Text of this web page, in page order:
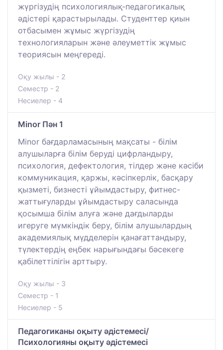
жүргізудің психологиялық-педагогикалық
әдістері қарастырылады. Студенттер қиын
отбасымен жұмыс жүргізудің
технологияларын және әлеуметтік жұмыс
теориясын меңгереді.
Оқу жылы - 2
Семестр - 2
Несиелер - 4
Minor Пән 1
Minor бағдарламасының мақсаты - білім
алушыларға білім беруді цифрландыру,
психология, дефектология, тілдер және кәсіби
коммуникация, қаржы, кәсіпкерлік, басқару
қызметі, бизнесті ұйымдастыру, фитнес-
жаттығуларды ұйымдастыру саласында
қосымша білім алуға және дағдыларды
игеруге мүмкіндік беру, білім алушылардың
академиялық мүдделерін қанағаттандыру,
түлектердің еңбек нарығындағы бәсекеге
қабілеттілігін арттыру.
Оқу жылы - 3
Семестр - 1
Несиелер - 5
Педагогиканы оқыту әдістемесі/
Психологияны оқыту әдістемесі